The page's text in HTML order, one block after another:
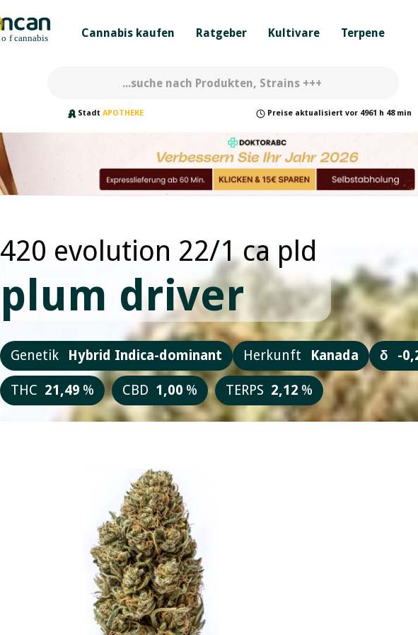
Cannabis kaufen Ratgeber Kultivare Terpene
Stadt APOTHEKE Preise aktualisiert vor 4961 h 48 min
420 evolution 22/1 ca pld
plum driver
Genetik Hybrid Indica-dominant Herkunft Kanada δ -
THC 21,49 % CBD 1,00 % TERPS 2,12 %